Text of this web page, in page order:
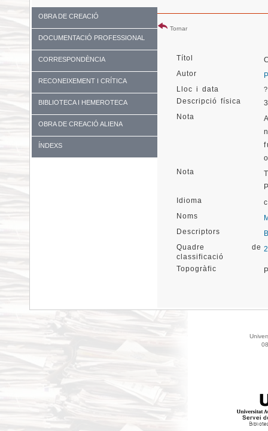
OBRA DE CREACIÓ
DOCUMENTACIÓ PROFESSIONAL
CORRESPONDÈNCIA
RECONEIXEMENT I CRÍTICA
BIBLIOTECA I HEMEROTECA
OBRA DE CREACIÓ ALIENA
ÍNDEXS
Tornar
Títol
Autor
Lloc i data
Descripció física
Nota
Nota
Idioma
Noms
Descriptors
Quadre de
classificació
Topogràfic